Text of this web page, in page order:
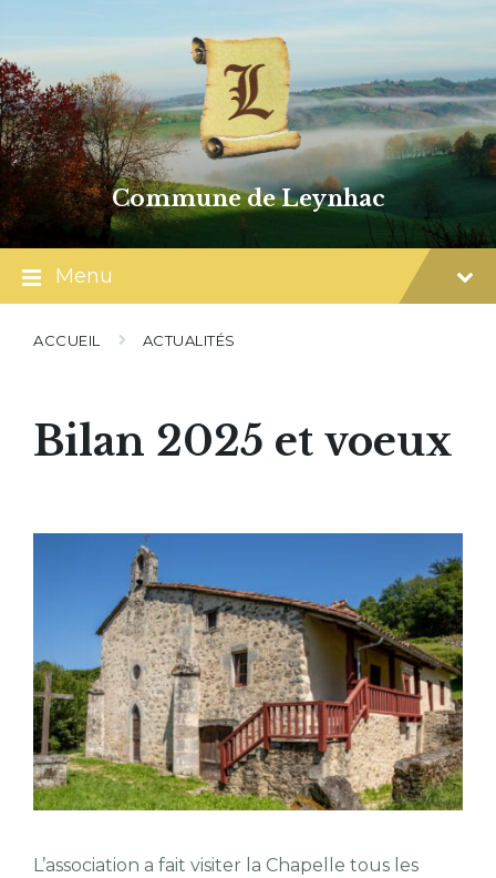
content
main
navigation
footer
Commune de Leynhac
Menu
ACCUEIL ACTUALITÉS
Bilan 2025 et voeux
L’association a fait visiter la Chapelle tous les